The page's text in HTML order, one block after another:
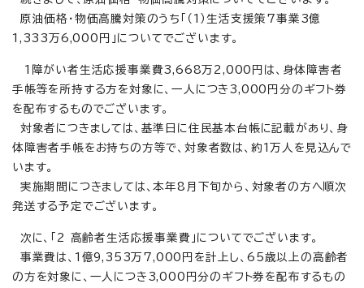
原油価格・物価高騰対策のうち「（1）生活支援策7事業3億
1,333万6,000円」についてでございます。
1障がい者生活応援事業費3,668万2,000円は、身体障害者
手帳等を所持する方を対象に、一人につき3,000円分のギフト券
を配布するものでございます。
対象者につきましては、基準日に住民基本台帳に記載があり、身
体障害者手帳をお持ちの方等で、対象者数は、約1万人を見込んで
います。
実施期間につきましては、本年8月下旬から、対象者の方へ順次
発送する予定でございます。
次に、「2 高齢者生活応援事業費」についてでございます。
事業費は、1億9,353万7,000円を計上し、65歳以上の高齢者
の方を対象に、一人につき3,000円分のギフト券を配布するもの